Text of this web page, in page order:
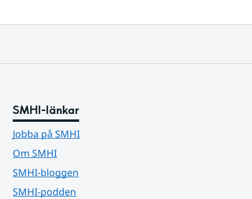
SMHI-länkar
Jobba på SMHI
Om SMHI
SMHI-bloggen
SMHI-podden